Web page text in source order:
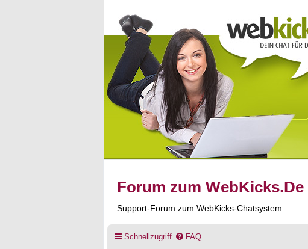
Forum zum WebKicks.De
Support-Forum zum WebKicks-Chatsystem
Schnellzugriff FAQ